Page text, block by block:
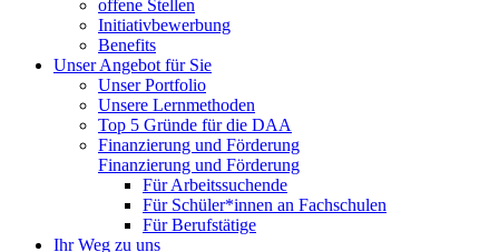
offene Stellen
Initiativbewerbung
Benefits
Unser Angebot für Sie
Unser Portfolio
Unsere Lernmethoden
Top 5 Gründe für die DAA
Finanzierung und Förderung
Finanzierung und Förderung
Für Arbeitssuchende
Für Schüler*innen an Fachschulen
Für Berufstätige
Ihr Weg zu uns